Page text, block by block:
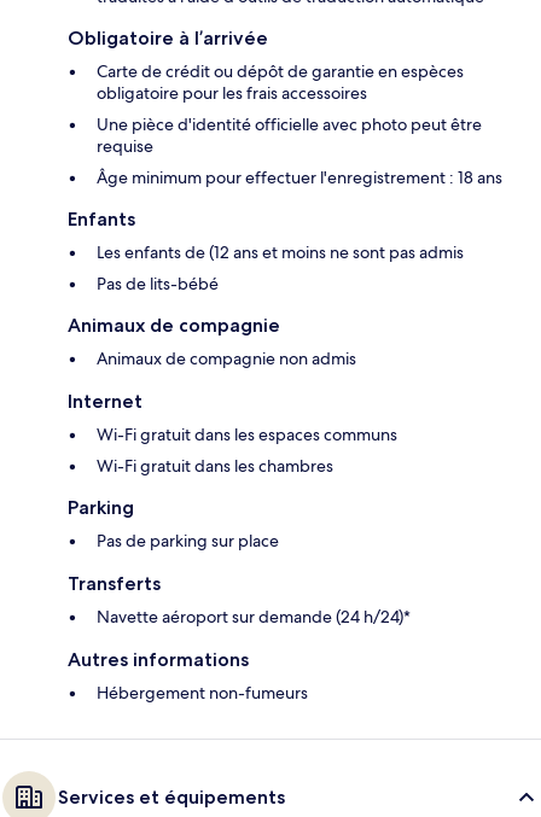
Obligatoire à l’arrivée
Carte de crédit ou dépôt de garantie en espèces
obligatoire pour les frais accessoires
Une pièce d'identité officielle avec photo peut être
requise
Âge minimum pour effectuer l'enregistrement : 18 ans
Enfants
Les enfants de (12 ans et moins ne sont pas admis
Pas de lits-bébé
Animaux de compagnie
Animaux de compagnie non admis
Internet
Wi-Fi gratuit dans les espaces communs
Wi-Fi gratuit dans les chambres
Parking
Pas de parking sur place
Transferts
Navette aéroport sur demande (24 h/24)*
Autres informations
Hébergement non-fumeurs
Services et équipements